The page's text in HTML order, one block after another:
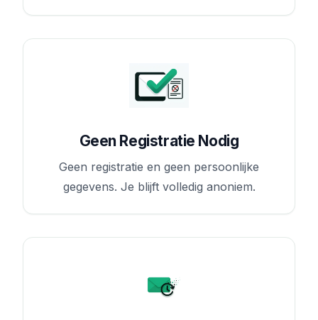
Geen Registratie Nodig
Geen registratie en geen persoonlijke
gegevens. Je blijft volledig anoniem.